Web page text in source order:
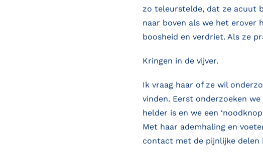
zo teleurstelde, dat ze acuut
naar boven als we het erover
boosheid en verdriet. Als ze
Kringen in de vijver.
Ik vraag haar of ze wil
vinden. Eerst onderzoeken
helder is en we een
Met haar ademhaling en
contact met de pijnlijke delen